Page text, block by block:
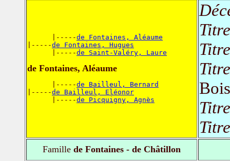
      |-----
de Fontaines, Aléaume
|-----de Fontaines, Hugues
      |-----
de Saint-Valéry, Laure
de Fontaines, Aléaume
      |-----
de Bailleul, Bernard
|-----de Bailleul, Eléonor
      |-----
de Picquigny, Agnès
Bois
Famille de Fontaines - de Châtillon